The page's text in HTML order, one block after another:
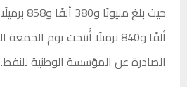
ألفًا و840 برميلًا أُنتجت يوم
الصادرة عن المؤسسة الوطنية للنفط.